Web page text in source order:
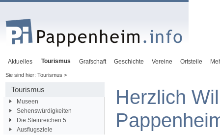
Aktuelles Tourismus Grafschaft Geschichte Vereine Ortsteile
Sie sind hier: Tourismus >
Tourismus
Museen
Sehenswürdigkeiten
Die Steinreichen 5
Ausflugsziele
Herzlich